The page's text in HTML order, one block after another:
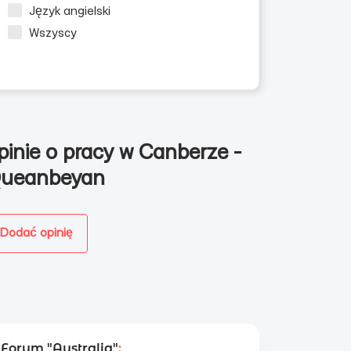
Język angielski
Wszyscy
o pracy w Canberze -
Dodać opinię